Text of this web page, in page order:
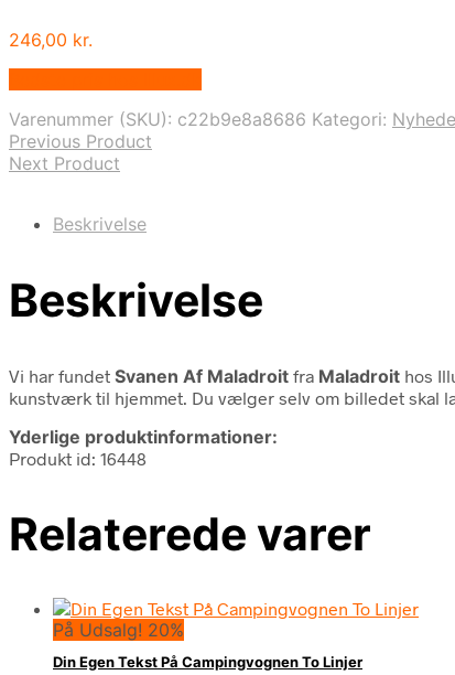
246,00 kr.
Varenummer (SKU): c22b9e8a8686 Kategori:
Previous Product
Next Product
Beskrivelse
Beskrivelse
Vi har fundet Svanen Af Maladroit fra Maladroit hos
kunstværk til hjemmet. Du vælger selv om billedet skal
Yderlige produktinformationer:
Produkt id: 16448
Relaterede varer
På Udsalg! 20%
Din Egen Tekst På Campingvognen To Linjer